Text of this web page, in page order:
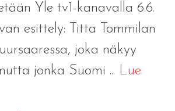
Yle tv1-kanavalla 6.6.
esittely: Titta Tommilan
joka näkyy
jonka Suomi ... Lue